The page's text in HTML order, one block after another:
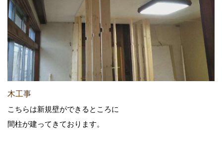
木工事
こちらは新規壁ができるところに
間柱が建ってきております。